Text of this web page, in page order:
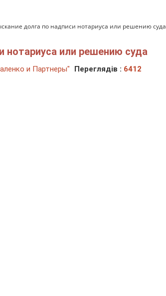
долга по надписи нотариуса или решению суда
нотариуса или решению суда
и Партнеры" Переглядів : 6412